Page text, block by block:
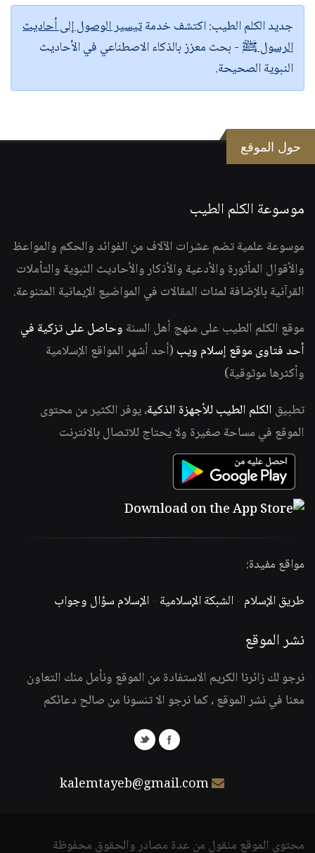
جديد الكلم الطيب:اكتشف خدمةتيسير الوصول إلى أحاديث
الرسول ﷺ - بحث معزز بالذكاء الاصطناعي في الأحاديث
النبوية الصحيحة.
حول الموقع
موسوعة الكلم الطيب
موسوعة علمية تضم عشرات الآلاف من الفوائد والحكم والمواعظ
والأقوال المأثورة والأدعية والأذكار والأحاديث النبوية والتأملات
القرآنية بالإضافة لمئات المقالات في المواضيع الإيمانية المتنوعة.
موقع الكلم الطيب على منهج أهل السنة وحاصل على تزكية في
أحد فتاوى موقع إسلام ويب (أحد أشهر المواقع الإسلامية
وأكثرها موثوقية)
تطبيق الكلم الطيب للأجهزة الذكية، يوفر الكثير من محتوى
الموقع في مساحة صغيرة ولا يحتاج للاتصال بالانترنت
مواقع مفيدة:
طريق الإسلام -الشبكة الإسلامية -الإسلام سؤال وجواب
نشر الموقع
نرجو لك زائرنا الكريم الاستفادة من الموقع ونأمل منك التعاون
معنا في نشر الموقع ، كما نرجو الا تنسونا من صالح دعائكم
kalemtayeb@gmail.com
محتوى الموقع منقول من عدة مصادر والحقوق محفوظة